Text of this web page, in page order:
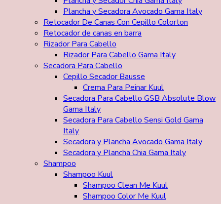
Plancha y Secadora Avocado Gama Italy
Retocador De Canas Con Cepillo Colorton
Retocador de canas en barra
Rizador Para Cabello
Rizador Para Cabello Gama Italy
Secadora Para Cabello
Cepillo Secador Bausse
Crema Para Peinar Kuul
Secadora Para Cabello GSB Absolute Blow
Gama Italy
Secadora Para Cabello Sensi Gold Gama
Italy
Secadora y Plancha Avocado Gama Italy
Secadora y Plancha Chia Gama Italy
Shampoo
Shampoo Kuul
Shampoo Clean Me Kuul
Shampoo Color Me Kuul